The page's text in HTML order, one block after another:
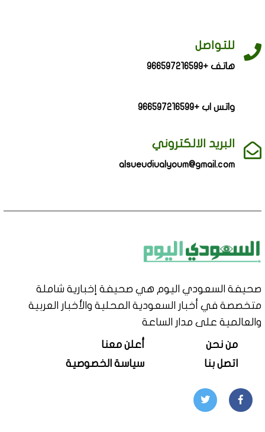
للتواصل
هاتف +966597216599
واتس اب +966597216599
البريد الالكتروني
alsueudiualyoum@gmail.com
صحيفة السعودي اليوم هي صحيفة إخبارية شاملة
متخصصة في أخبار السعودية المحلية والأخبار العربية
والعالمية على مدار الساعة
من نحن
أعلن معنا
اتصل بنا
سياسة الخصوصية